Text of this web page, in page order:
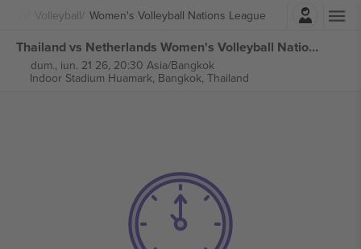
Volleyball Women's Volleyball Nations League
Autentificare
Thailand vs Netherlands Women's Volleyball Nations League bilete
dum., iun. 21 26, 20:30 Asia/Bangkok
Indoor Stadium Huamark, Bangkok, Thailand